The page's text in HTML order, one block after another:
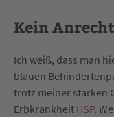
Kein
Ich weiß, dass man
blauen
trotz meiner starken
Erbkrankheit HSP.